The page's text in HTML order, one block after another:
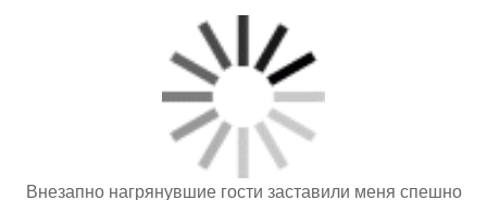
Внезапно нагрянувшие гости заставили меня спешно